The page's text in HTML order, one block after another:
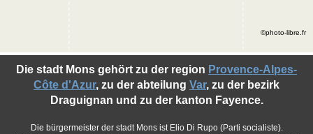
Die stadt Mons gehört zu der region Provence-Alpes-
Côte d'Azur, zu der abteilung Var, zu der bezirk
Draguignan und zu der kanton Fayence.
Die bürgermeister der stadt Mons ist Elio Di Rupo (Parti socialiste).
©photo-libre.fr